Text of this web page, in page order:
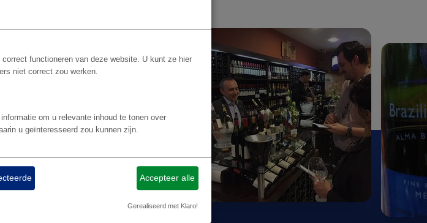
functioneren van deze website. U kunt ze hier
niet correct zou werken.
om u relevante inhoud te tonen over
u geïnteresseerd zou kunnen zijn.
Accepteer alle
Gerealiseerd met Klaro!